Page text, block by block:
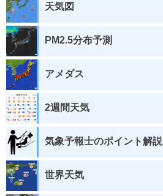
天気図
PM2.5分布予測
アメダス
2週間天気
気象予報士のポイント解説
世界天気